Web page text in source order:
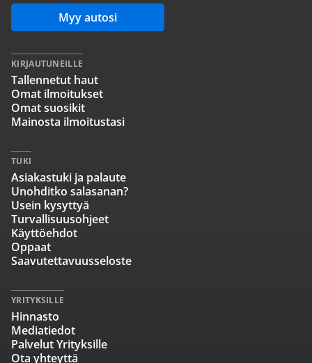
Myy autosi
KIRJAUTUNEILLE
Tallennetut haut
Omat ilmoitukset
Omat suosikit
Mainosta ilmoitustasi
TUKI
Asiakastuki ja palaute
Unohditko salasanan?
Usein kysyttyä
Turvallisuusohjeet
Käyttöehdot
Oppaat
Saavutettavuusseloste
YRITYKSILLE
Hinnasto
Mediatiedot
Palvelut Yrityksille
Ota yhteyttä